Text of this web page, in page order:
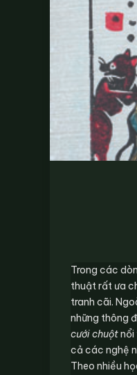
Trong các
thuật rất ưa
tranh cãi.
những thông
cưới chuộtnổi
cả các nghệ
Theo nhiều